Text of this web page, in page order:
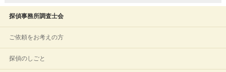
探偵事務所調査士会
ご依頼をお考えの方
探偵のしごと